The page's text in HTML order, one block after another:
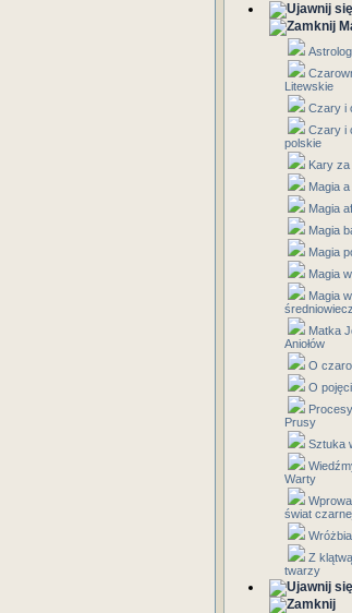
Litewskie
Czary i
Czary i
polskie
Kary
Magia
Magia
Magia
Magia
Magia
Magia w
Matka
Aniołów
O
O
Prusy
Sztuka
Warty
świat
Z
twarzy